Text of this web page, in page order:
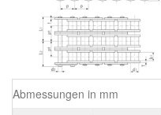
Abmessungen in mm